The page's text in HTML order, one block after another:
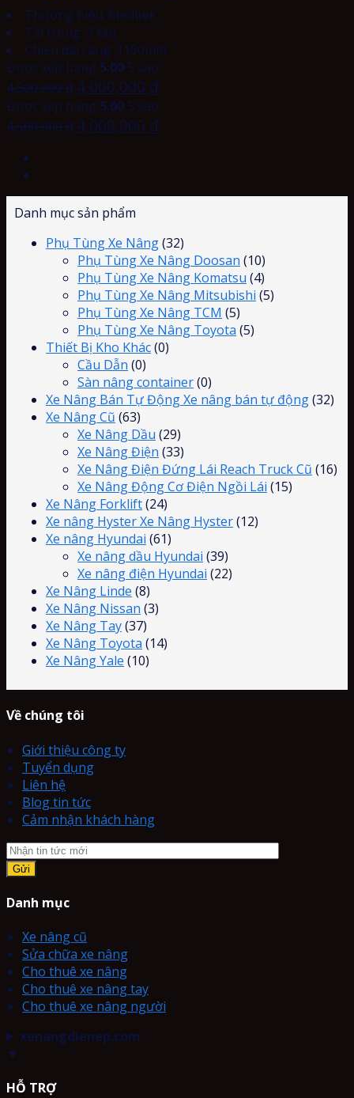
Thương hiệu: Meditek
Tải trọng: 3 tấn
Chiều dài càng: 1150mm
Được xếp hạng 5.00 5 sao
4,500,000₫ 4,000,000 ₫
Được xếp hạng 5.00 5 sao
4,500,000₫ 4,000,000 ₫
Danh mục sản phẩm
Phụ Tùng Xe Nâng(32)
Phụ Tùng Xe Nâng Doosan (10)
Phụ Tùng Xe Nâng Komatsu (4)
Phụ Tùng Xe Nâng Mitsubishi (5)
Phụ Tùng Xe Nâng TCM (5)
Phụ Tùng Xe Nâng Toyota (5)
Thiết Bị Kho Khác(0)
Cầu Dẫn (0)
Sàn nâng container(0)
Xe Nâng Bán Tự Động Xe nâng bán tự động(32)
Xe Nâng Cũ (63)
Xe Nâng Dầu (29)
Xe Nâng Điện (33)
Xe Nâng Điện Đứng Lái Reach Truck Cũ (16)
Xe Nâng Động Cơ Điện Ngồi Lái (15)
Xe Nâng Forklift(24)
Xe nâng Hyster Xe Nâng Hyster(12)
Xe nâng Hyundai (61)
Xe nâng dầu Hyundai (39)
Xe nâng điện Hyundai (22)
Xe Nâng Linde (8)
Xe Nâng Nissan (3)
Xe Nâng Tay(37)
Xe Nâng Toyota (14)
Xe Nâng Yale (10)
Về chúng tôi
Giới thiệu công ty
Tuyển dụng
Liên hệ
Blog tin tức
Cảm nhận khách hàng
Danh mục
Xe nâng cũ
Sửa chữa xe nâng
Cho thuê xe nâng
Cho thuê xe nâng tay
Cho thuê xe nâng người
xenangdienep.com
▼
HỖ TRỢ